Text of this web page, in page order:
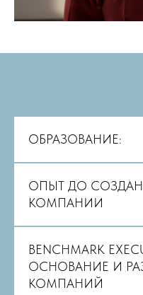
ОБРАЗОВАНИЕ:
ОПЫТ ДО
КОМПАНИИ
BENCHMARK
ОСНОВАНИЕ И
КОМПАНИЙ
Наши кейсы